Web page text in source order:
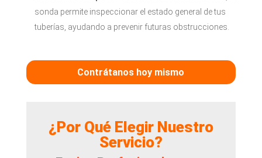
sonda permite inspeccionar el estado general de tus
tuberías, ayudando a prevenir futuras obstrucciones.
Contrátanos hoy mismo
¿Por Qué Elegir Nuestro
Servicio?